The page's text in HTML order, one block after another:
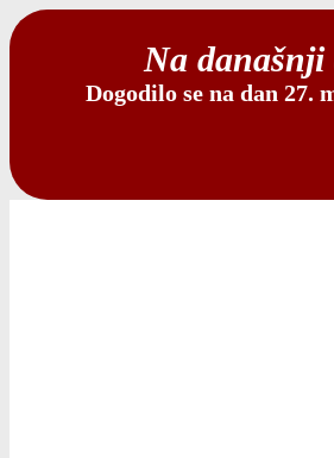
Na današnji
Dogodilo se na dan 27.